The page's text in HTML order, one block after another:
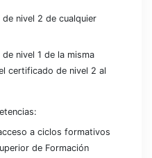
nivel 2 de cualquier
nivel 1 de la misma
certificado de nivel 2 al
a ciclos formativos
de Formación